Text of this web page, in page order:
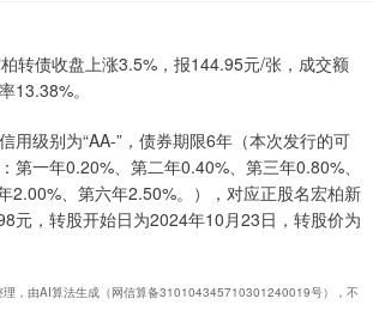
转债收盘上涨3.5%，报144.95元/张，成交额
13.38%。
用级别为“AA-”，债券期限6年（本次发行的可
第一年0.20%、第二年0.40%、第三年0.80%、
2.00%、第六年2.50%。），对应正股名宏柏新
元，转股开始日为2024年10月23日，转股价为
理，由AI算法生成（网信算备310104345710301240019号），不